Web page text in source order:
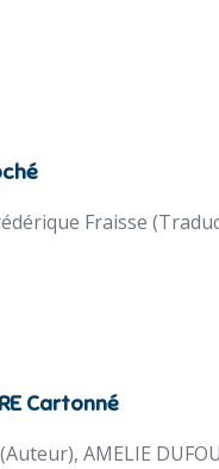
Fraisse
Cartonné
AMELIE